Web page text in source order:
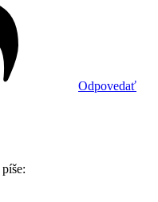
Odpovedať
píše: